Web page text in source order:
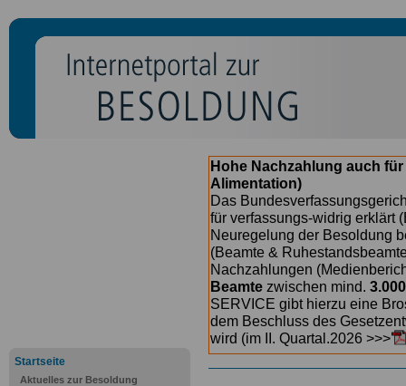
Startseite
Aktuelles zur Besoldung
Hohe Nachzahlung auch
Alimentation)
Das
für verfassungs-widrig erklärt
Neuregelung der Besoldung
(Beamte &
Nachzahlungen
Beamte zwischen mind.
SERVICE gibt hierzu eine
dem Beschluss des
wird (im II. Quartal.2026 >>>